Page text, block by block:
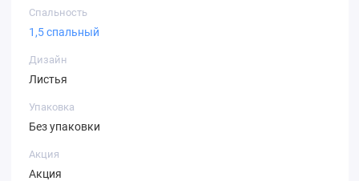
Спальность
1,5 спальный
Дизайн
Листья
Упаковка
Без упаковки
Акция
Акция